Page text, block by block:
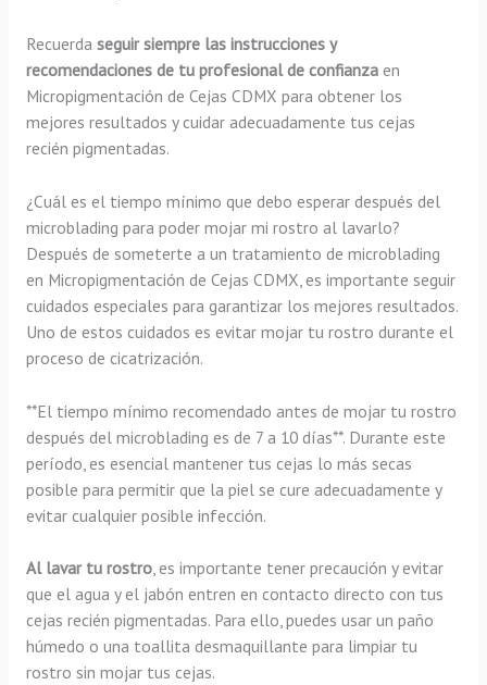
Recuerda seguir siempre las instrucciones y
recomendaciones de tu profesional de confianzaen
Micropigmentación de Cejas CDMX para obtener los
mejores resultados y cuidar adecuadamente tus cejas
recién pigmentadas.
¿Cuál es el tiempo mínimo que debo esperar después del
microblading para poder mojar mi rostro al lavarlo?
Después de someterte a un tratamiento de microblading
en Micropigmentación de Cejas CDMX, es importante seguir
cuidados especiales para garantizar los mejores resultados.
Uno de estos cuidados es evitar mojar tu rostro durante el
proceso de cicatrización.
**El tiempo mínimo recomendado antes de mojar tu rostro
después del microblading es de 7 a 10 días**. Durante este
período, es esencial mantener tus cejas lo más secas
posible para permitir que la piel se cure adecuadamente y
evitar cualquier posible infección.
Al lavar tu rostro, es importante tener precaución y evitar
que el agua y el jabón entren en contacto directo con tus
cejas recién pigmentadas. Para ello, puedes usar un paño
húmedo o una toallita desmaquillante para limpiar tu
rostro sin mojar tus cejas.